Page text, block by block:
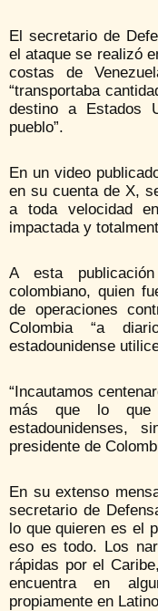
El secretario de
el ataque se realizó
costas de
“transportaba
destino a Estados
pueblo”.
En un video
en su cuenta de X,
a toda velocidad
impactada y
A esta
colombiano, quien
de operaciones
Colombia “a
estadounidense
“Incautamos
más que lo que
estadounidenses,
presidente de
En su extenso
secretario de
lo que quieren es el
eso es todo. Los
rápidas por el
encuentra en
propiamente en